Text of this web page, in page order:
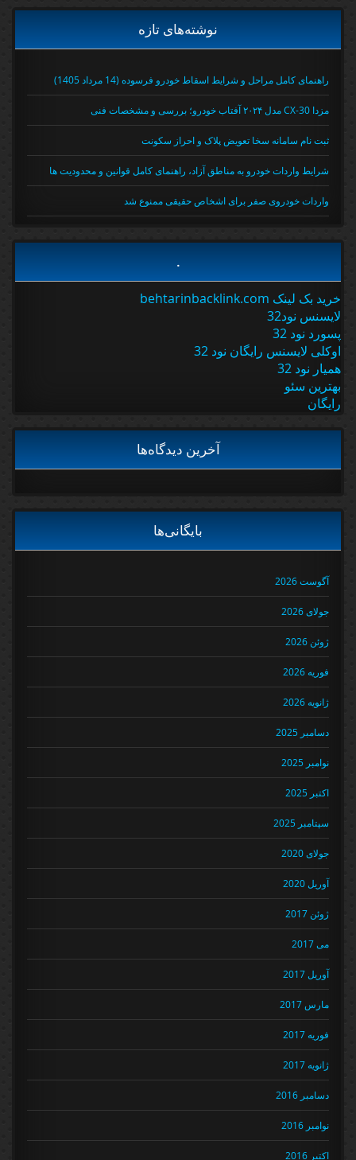
نوشته‌های تازه
راهنمای کامل مراحل و شرایط اسقاط خودرو فرسوده (14 مرداد 1405)
مزدا CX-30 مدل ۲۰۲۴ آفتاب خودرو؛ بررسی و مشخصات فنی
ثبت نام سامانه سخا تعویض پلاک و احراز سکونت
شرایط واردات خودرو به مناطق آزاد، راهنمای کامل قوانین و محدودیت ها
واردات خودروی صفر برای اشخاص حقیقی ممنوع شد
خرید بک لینک behtarinbacklink.com
لایسنس نود32
پسورد نود 32
اوکلی لایسنس رایگان نود 32
همیار نود 32
بهترین سئو
رایگان
آخرین دیدگاه‌ها
بایگانی‌ها
آگوست 2026
جولای 2026
ژوئن 2026
فوریه 2026
ژانویه 2026
دسامبر 2025
نوامبر 2025
اکتبر 2025
سپتامبر 2025
جولای 2020
آوریل 2020
ژوئن 2017
می 2017
آوریل 2017
مارس 2017
فوریه 2017
ژانویه 2017
دسامبر 2016
نوامبر 2016
اکتبر 2016